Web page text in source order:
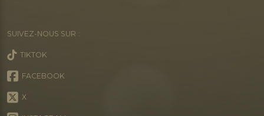
SUIVEZ-NOUS SUR :
TIKTOK
FACEBOOK
X